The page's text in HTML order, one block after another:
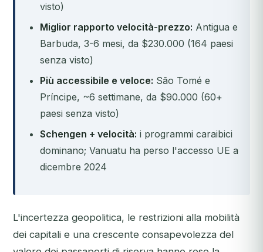
visto)
Miglior rapporto velocità-prezzo: Antigua e
Barbuda, 3-6 mesi, da $230.000 (164 paesi
senza visto)
Più accessibile e veloce: São Tomé e
Príncipe, ~6 settimane, da $90.000 (60+
paesi senza visto)
Schengen + velocità: i programmi caraibici
dominano; Vanuatu ha perso l'accesso UE a
dicembre 2024
L'incertezza geopolitica, le restrizioni alla mobilità
dei capitali e una crescente consapevolezza del